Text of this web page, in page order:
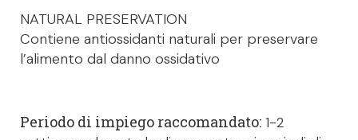
NATURAL PRESERVATION
Contiene antiossidanti naturali per preservare
l’alimento dal danno ossidativo
Periodo di impiego raccomandato: 1-2